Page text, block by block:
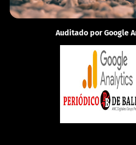
Auditado por Google